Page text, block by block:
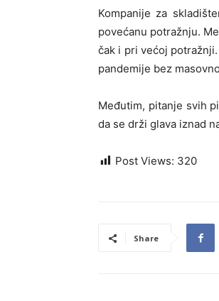
Kompanije za
povećanu potražnju.
čak i pri većoj
pandemije bez
Međutim, pitanje svih
da se drži glava iznad
Post Views: 320
Share